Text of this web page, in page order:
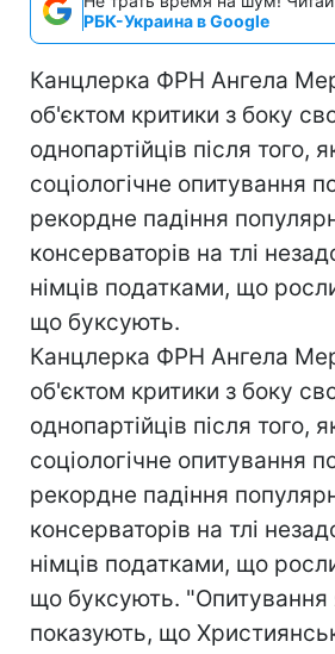
РБК-Украина в Google
Канцлерка ФРН Ангела
об'єктом критики з боку
однопартійців після того,
соціологічне опитування
рекордне падіння
консерваторів на тлі
німців податками, що
що буксують.
Канцлерка ФРН Ангела
об'єктом критики з боку
однопартійців після того,
соціологічне опитування
рекордне падіння
консерваторів на тлі
німців податками, що
що буксують. "Опитування
показують, що